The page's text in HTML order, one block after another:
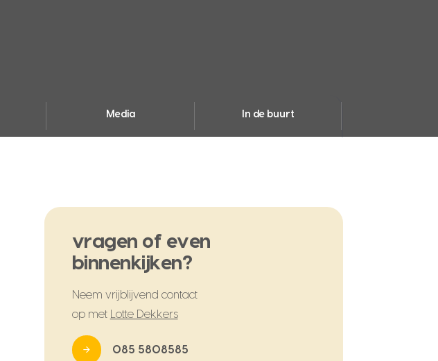
Media In de buurt
vragen of even
binnenkijken?
Neem vrijblijvend contact
op met
Lotte Dekkers
085 5808585